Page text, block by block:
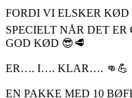
FORDI VI ELSKER
SPECIELT NÅR DET
GOD KØD 😎🥩
ER…. I…. KLAR…. 👊💪
EN PAKKE MED 10